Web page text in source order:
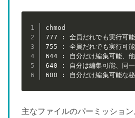
chmod
777 : 全員だれでも実行可能
755 : 全員だれでも実行可能
644 : 自分だけ編集可能、他
640 : 自分は編集可能、同一
600 : 自分だけ編集可能な秘
主なファイルのパーミッショ